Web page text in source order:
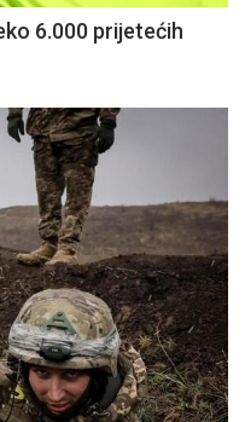
6.000 prijetećih